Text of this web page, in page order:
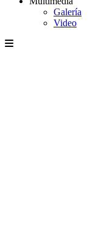
Galería
Video